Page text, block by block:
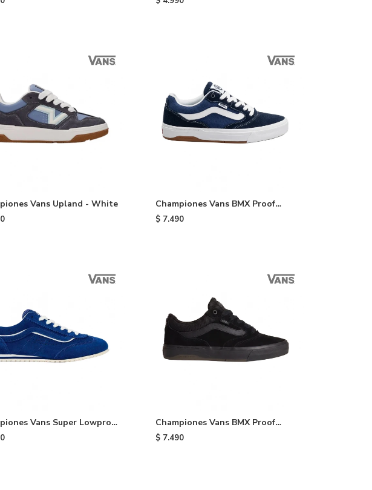
Vans Upland - White
Championes Vans BMX Proof
Wafflecup - Black
$ 7.490
Vans Super Lowpro -
Championes Vans BMX Proof
Wafflecup - Black
$ 7.490